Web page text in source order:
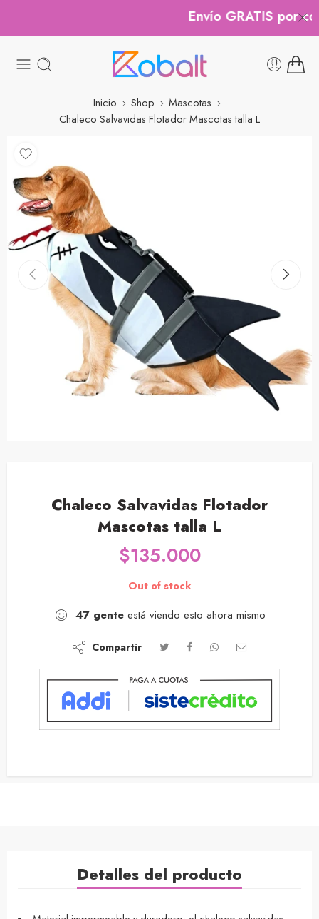
Envío GRATIS por
Inicio Shop
Mascotas
Chaleco Salvavidas Flotador Mascotas talla L
Chaleco Salvavidas Flotador
Mascotas talla L
$135.000
Out of stock
47 genteestá viendo esto ahora mismo
Compartir
Detalles del producto